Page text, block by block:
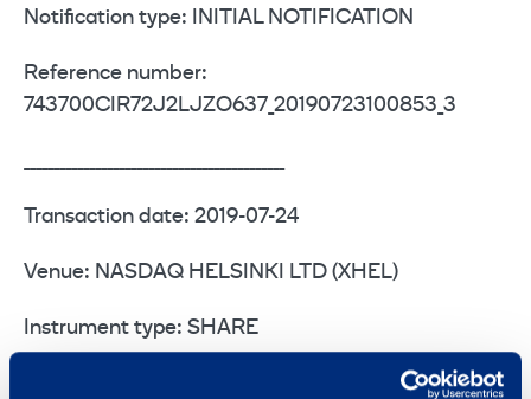
Notification type: INITIAL NOTIFICATION
Reference number:
743700CIR72J2LJZO637_20190723100853_3
Transaction date: 2019-07-24
Venue: NASDAQ HELSINKI LTD (XHEL)
Instrument type: SHARE